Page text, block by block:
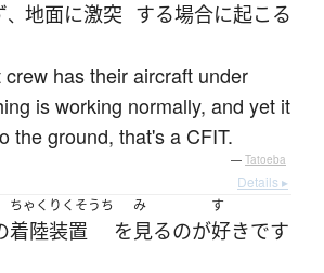
、 地面に激突 する場合に起こる
has their aircraft under
is working normally, and yet it
the ground, that's a CFIT.
— Tatoeba
Details ▸
ちゃくりくそうち
着陸装置 を
み
見るのが
す
好きです